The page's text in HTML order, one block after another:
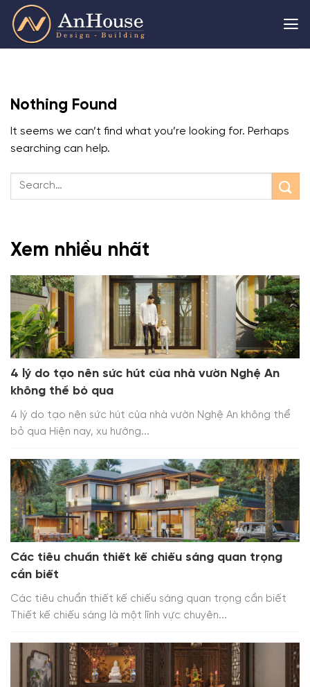
Skip
content
Nothing Found
It seems we can’t find what you’re looking for. Perhaps
searching can help.
Xem nhiều nhất
4 lý do tạo nên sức hút của nhà vườn Nghệ An
không thể bỏ qua
4 lý do tạo nên sức hút của nhà vườn Nghệ An không thể
bỏ qua Hiện nay, xu hướng...
Các tiêu chuẩn thiết kế chiếu sáng quan trọng
cần biết
Các tiêu chuẩn thiết kế chiếu sáng quan trọng cần biết
Thiết kế chiếu sáng là một lĩnh vực chuyên...